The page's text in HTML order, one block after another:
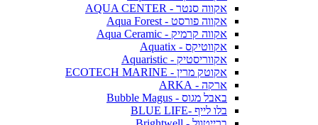
אקווה סנטר - AQUA CENTER
אקווה פורסט - Aqua Forest
אקווה קרמיק - Aqua Ceramic
אקווטיקס - Aquatix
אקווריסטיק - Aquaristic
אקוטק מרין - ECOTECH MARINE
ארקה - ARKA
באבל מגוס - Bubble Magus
בלו לייף -BLUE LIFE